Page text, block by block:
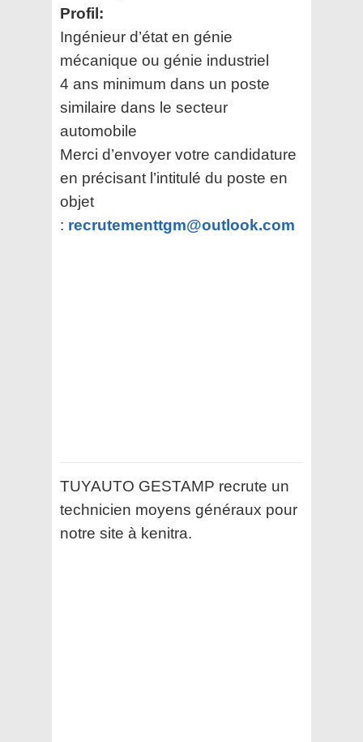
Profil:
Ingénieur d’état en génie
mécanique ou génie industriel
4 ans minimum dans un poste
similaire dans le secteur
automobile
Merci d’envoyer votre candidature
en précisant l’intitulé du poste en
objet
: recrutementtgm@outlook.com
TUYAUTO GESTAMP recrute un
technicien moyens généraux pour
notre site à kenitra.